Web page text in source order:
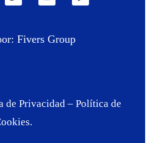
Fivers Group
de Privacidad – Política de